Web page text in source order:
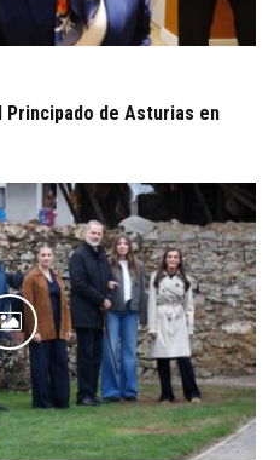
Principado de Asturias en